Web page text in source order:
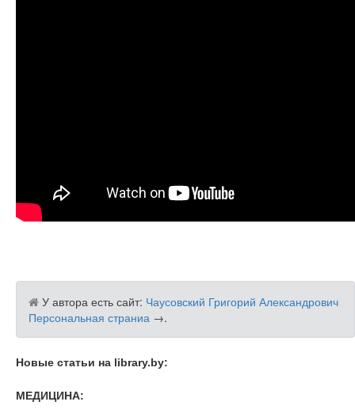
У автора есть сайт: Чаусовский Григорий Александрович
Персональная страниа →.
Новые статьи на library.by:
МЕДИЦИНА: